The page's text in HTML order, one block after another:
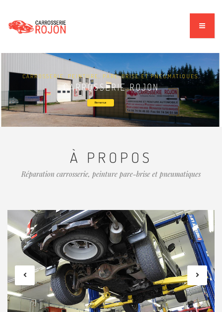
CARROSSERIE, PEINTURE, PARE-BRISE ET PNEUMATIQUES.
CARROSSERIE ROJON
Bienvenue
À PROPOS
Réparation carrosserie, peinture pare-brise et pneumatiques